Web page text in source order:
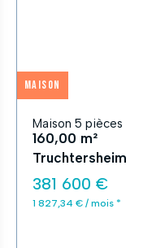
Maison
Maison 5 pièces
160,00 m²
Truchtersheim
381 600 €
1 827,34 € / mois *